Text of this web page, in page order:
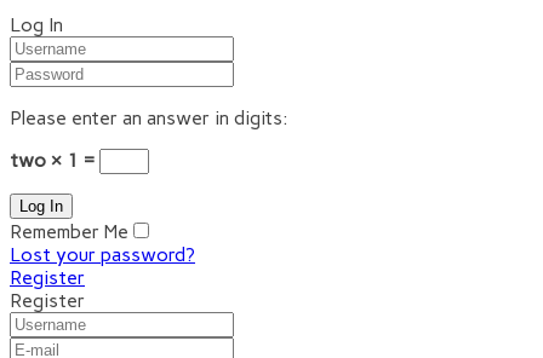
Log In
Please enter an answer in digits:
two × 1 =
Remember Me
Lost your password?
Register
Register